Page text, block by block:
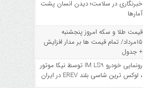
خبرنگاری در سلامت؛ دیدن انسان پشت
آمارها
قیمت طلا و سکه امروز پنجشنبه
۱۵مرداد/ تمام قیمت ها بر مدار افزایش
+ جدول
رونمایی خودرو IM LS9 توسط نیکا موتور
، لوکس ترین شاسی بلند EREV در ایران